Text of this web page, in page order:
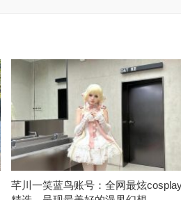
芊川一笑蓝鸟账号：全网最炫